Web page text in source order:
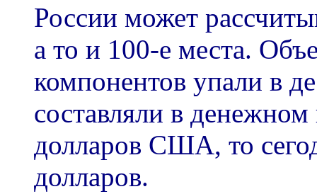
России может
а то и 100-е места.
компонентов упали в
составляли в
долларов США, то
долларов.